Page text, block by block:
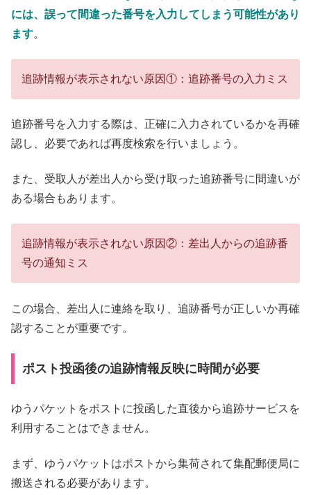
には、誤って間違った番号を入力してしまう可能性があり
ます。
追跡情報が表示されない原因①：追跡番号の入力ミス
追跡番号を入力する際は、正確に入力されているかを再確
認し、必要であれば再度検索を行いましょう。
また、受取人が差出人から受け取った追跡番号に間違いが
ある場合もあります。
追跡情報が表示されない原因②：差出人からの追跡番
号の通知ミス
この場合、差出人に連絡を取り、追跡番号が正しいか再確
認することが重要です。
ポスト投函後の追跡情報反映に時間が必要
ゆうパケットをポストに投函した直後から追跡サービスを
利用することはできません。
まず、ゆうパケットはポストから集荷されて集配郵便局に
搬送される必要があります。